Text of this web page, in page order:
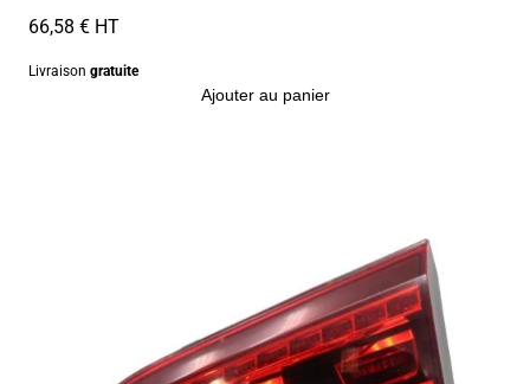
66,58 € HT
Livraison gratuite
Ajouter au panier